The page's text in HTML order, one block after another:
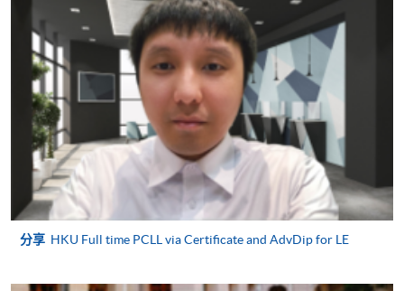
學專業進修學院」。支票背面請寫上課程名稱及申請
人姓名。 閣下可：
親臨學院各報名中心遞交劃線支票、報名表格及有關
證明文件；
或可將上述文件一併寄交各報名中心，信封上請註明
「報讀課程」，惟學院對郵遞失誤而遺失的支票及個
人資料概不負責。
3. VISA / Mastercard
Mastercard（包括「香港大學專業進修學院
分享 HKU Full time PCLL via Certificate and AdvDip for LE